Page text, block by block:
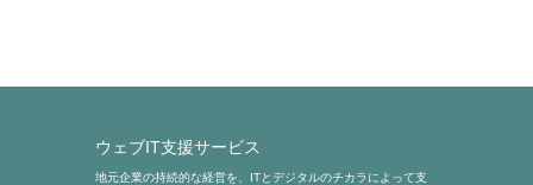
ウェブIT支援サービス
地元企業の持続的な経営を、ITとデジタルのチカラによって支